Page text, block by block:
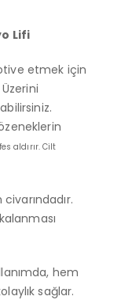
Lifi
etmek için
aldırır. Cilt
hem
sağlar.